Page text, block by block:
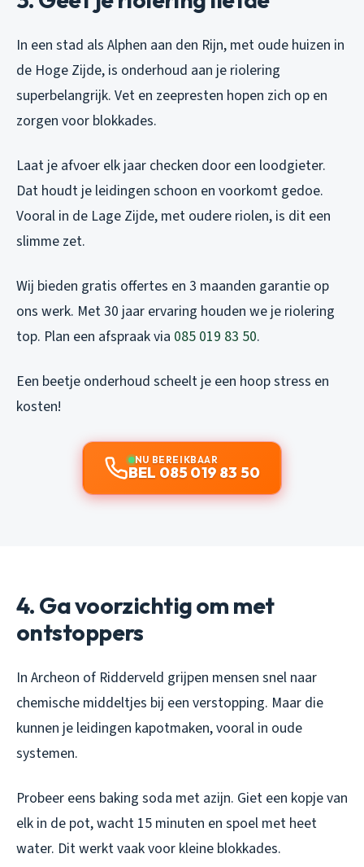
In een stad als Alphen aan den Rijn, met oude huizen in
de Hoge Zijde, is onderhoud aan je riolering
superbelangrijk. Vet en zeepresten hopen zich op en
zorgen voor blokkades.
Laat je afvoer elk jaar checken door een loodgieter.
Dat houdt je leidingen schoon en voorkomt gedoe.
Vooral in de Lage Zijde, met oudere riolen, is dit een
slimme zet.
Wij bieden gratis offertes en 3 maanden garantie op
ons werk. Met 30 jaar ervaring houden we je riolering
top. Plan een afspraak via 085 019 83 50.
Een beetje onderhoud scheelt je een hoop stress en
kosten!
NU BEREIKBAAR
BEL 085 019 83 50
4. Ga voorzichtig om met
ontstoppers
In Archeon of Ridderveld grijpen mensen snel naar
chemische middeltjes bij een verstopping. Maar die
kunnen je leidingen kapotmaken, vooral in oude
systemen.
Probeer eens baking soda met azijn. Giet een kopje van
elk in de pot, wacht 15 minuten en spoel met heet
water. Dit werkt vaak voor kleine blokkades.